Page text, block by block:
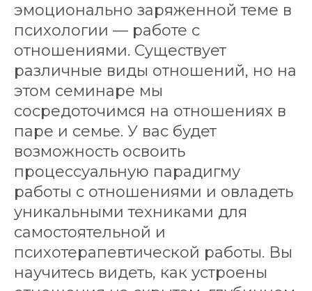
эмоционально заряженной теме в
психологии — работе с
отношениями. Существует
различные виды отношений, но на
этом семинаре мы
сосредоточимся на отношениях в
паре и семье. У вас будет
возможность освоить
процессуальную парадигму
работы с отношениями и овладеть
уникальными техниками для
самостоятельной и
психотерапевтической работы. Вы
научитесь видеть, как устроены